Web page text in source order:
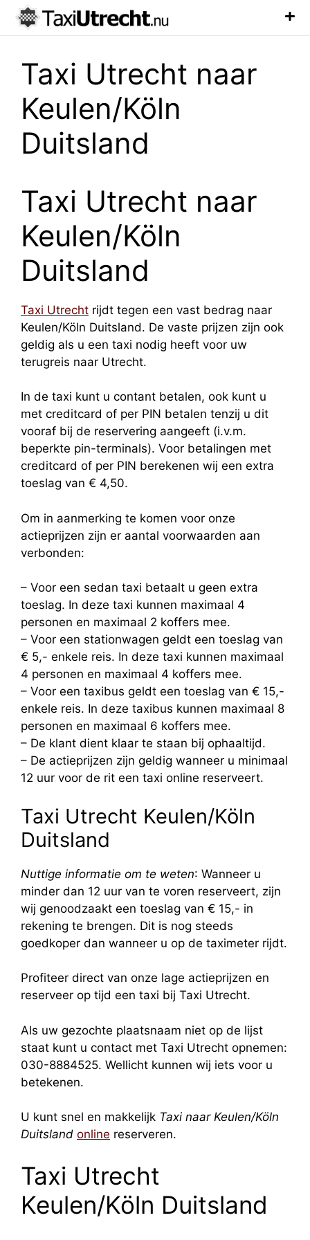
Taxi Utrecht naar
Keulen/Köln
Duitsland
Taxi Utrecht naar
Keulen/Köln
Duitsland
Taxi Utrecht rijdt tegen een vast bedrag naar
Keulen/Köln Duitsland. De vaste prijzen zijn ook
geldig als u een taxi nodig heeft voor uw
terugreis naar Utrecht.
In de taxi kunt u contant betalen, ook kunt u
met creditcard of per PIN betalen tenzij u dit
vooraf bij de reservering aangeeft (i.v.m.
beperkte pin-terminals). Voor betalingen met
creditcard of per PIN berekenen wij een extra
toeslag van € 4,50.
Om in aanmerking te komen voor onze
actieprijzen zijn er aantal voorwaarden aan
verbonden:
– Voor een sedan taxi betaalt u geen extra
toeslag. In deze taxi kunnen maximaal 4
personen en maximaal 2 koffers mee.
– Voor een stationwagen geldt een toeslag van
€ 5,- enkele reis. In deze taxi kunnen maximaal
4 personen en maximaal 4 koffers mee.
– Voor een taxibus geldt een toeslag van € 15,-
enkele reis. In deze taxibus kunnen maximaal 8
personen en maximaal 6 koffers mee.
– De klant dient klaar te staan bij ophaaltijd.
– De actieprijzen zijn geldig wanneer u minimaal
12 uur voor de rit een taxi online reserveert.
Taxi Utrecht Keulen/Köln
Duitsland
Nuttige informatie om te weten: Wanneer u
minder dan 12 uur van te voren reserveert, zijn
wij genoodzaakt een toeslag van € 15,- in
rekening te brengen. Dit is nog steeds
goedkoper dan wanneer u op de taximeter rijdt.
Profiteer direct van onze lage actieprijzen en
reserveer op tijd een taxi bij Taxi Utrecht.
Als uw gezochte plaatsnaam niet op de lijst
staat kunt u contact met Taxi Utrecht opnemen:
030-8884525. Wellicht kunnen wij iets voor u
betekenen.
U kunt snel en makkelijk Taxi naar Keulen/Köln
Duitsland online reserveren.
Taxi Utrecht
Keulen/Köln Duitsland